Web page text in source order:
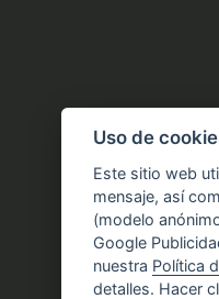
Uso de
Este sitio web
mensaje, así
(modelo
Google
nuestra Política
detalles. Hacer